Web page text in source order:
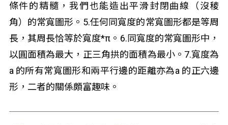
條件的精髓，我們也能造出平滑封閉曲線（沒稜
角）的常寬圖形。5.任何同寬度的常寬圖形都是等周
長，其周長恰等於寬度*π。6.同寬度的常寬圖形中，
以圓面積為最大，正三角拱的面積為最小。7.寬度為
a 的所有常寬圖形和兩平行邊的距離亦為a 的正六邊
形，二者的關係頗富趣味。